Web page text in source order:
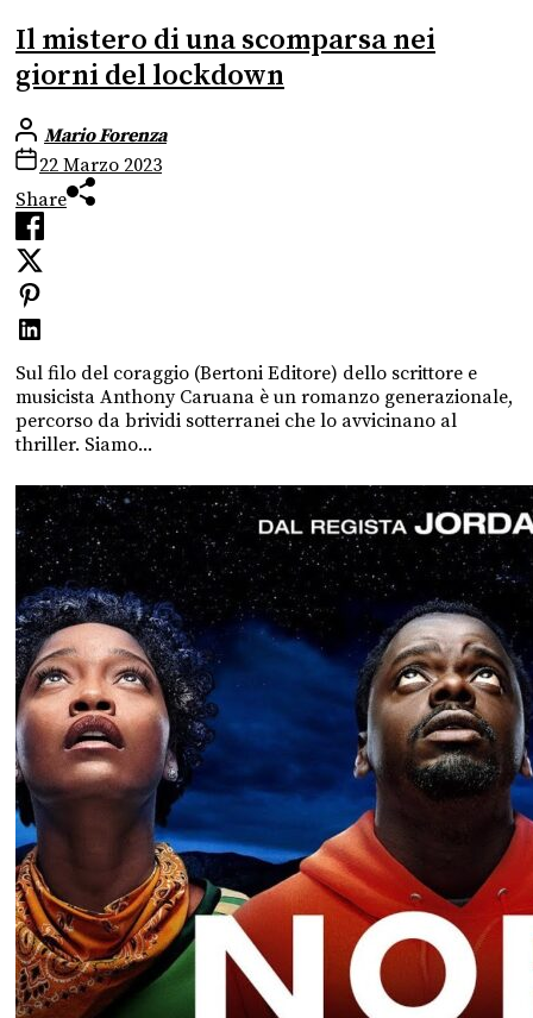
Il mistero di una scomparsa nei
giorni del lockdown
Mario Forenza
22 Marzo 2023
Share
Sul filo del coraggio (Bertoni Editore) dello scrittore e
musicista Anthony Caruana è un romanzo generazionale,
percorso da brividi sotterranei che lo avvicinano al
thriller. Siamo...